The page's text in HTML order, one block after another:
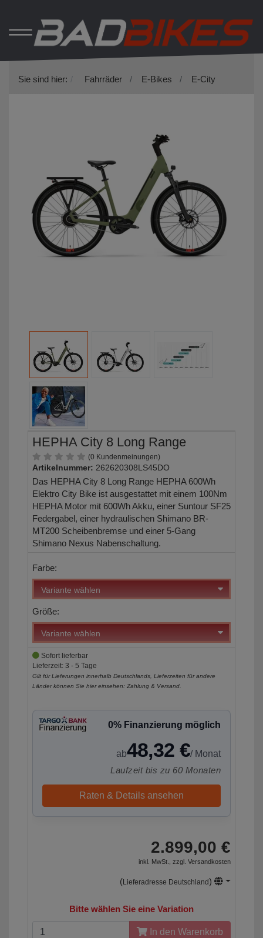
Sie sind hier: Fahrräder E-Bikes E-City
HEPHA City 8 Long Range
(0 Kundenmeinungen)
Artikelnummer: 262620308LS45DO
Das HEPHA City 8 Long Range HEPHA 600Wh
Elektro City Bike ist ausgestattet mit einem 100Nm
HEPHA Motor mit 600Wh Akku, einer Suntour SF25
Federgabel, einer hydraulischen Shimano BR-
MT200 Scheibenbremse und einer 5-Gang
Shimano Nexus Nabenschaltung.
Farbe:
Größe:
Sofort lieferbar
Lieferzeit: 3 - 5 Tage
Gilt für Lieferungen innerhalb Deutschlands, Lieferzeiten für andere
Länder können Sie hier einsehen: Zahlung & Versand
0% Finanzierung möglich
ab48,32 €/ Monat
Laufzeit bis zu 60 Monaten
Raten & Details ansehen
2.899,00 €
inkl. MwSt., zzgl. Versandkosten
(Lieferadresse Deutschland)
Bitte wählen Sie eine Variation
In den Warenkorb